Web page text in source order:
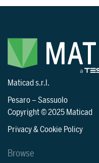
Maticad s.r.l.
Pesaro–Sassuolo
Copyright © 2025 Maticad
Privacy & Cookie Policy
Browse